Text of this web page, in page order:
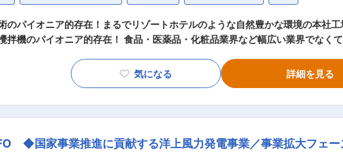
のパイオニア的存在！まるでリゾートホテルのような自然豊かな環境の本社
拌機のパイオニア的存在！ 食品・医薬品・化粧品業界など幅広い業界でなく
◎社員食堂・寮あり、自然豊かな場所にあるまるでリゾートホテルのような本社・工場！ ■職務内容
、化学製品、2次電池等の製造に使用される工業用攪拌機のプラント設計を行っていただきます
が在籍しております。 ■入社後 入社後は、まずOJTを通じて業務の流れを学んでいただきます。 ■企業
品、食品、化学、電池業界と様々な業界に対応しております。 当社の強みと
気になる 詳細を見る
◆国家事業推進に貢献する洋上風力発電事業／事業拡大フェ